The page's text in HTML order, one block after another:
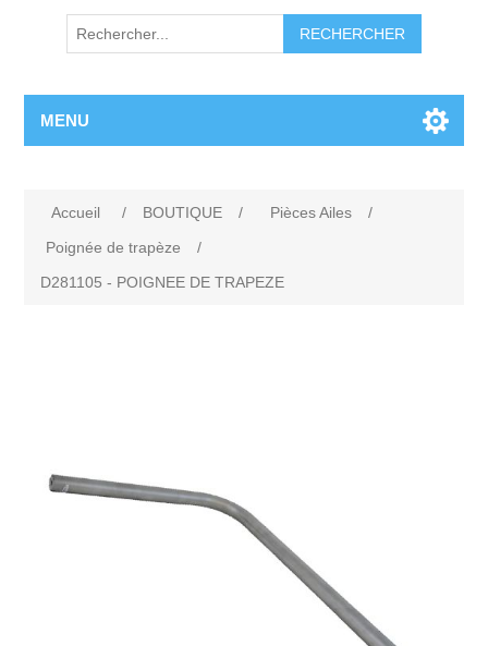
RECHERCHER
MENU
Accueil / BOUTIQUE / Pièces Ailes
/
Poignée de trapèze
/
D281105 - POIGNEE DE TRAPEZE